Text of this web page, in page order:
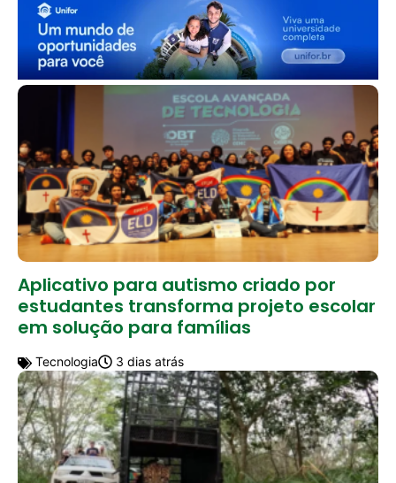
Aplicativo para autismo criado por
estudantes transforma projeto escolar
em solução para famílias
Tecnologia 3 dias atrás